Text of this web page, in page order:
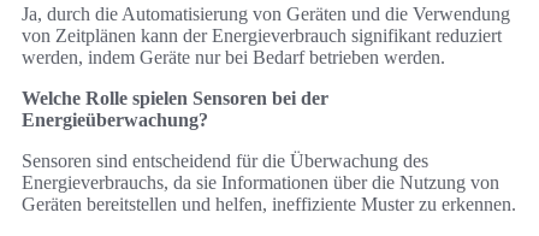
Ja, durch die Automatisierung von Geräten und die Verwendung
von Zeitplänen kann der Energieverbrauch signifikant reduziert
werden, indem Geräte nur bei Bedarf betrieben werden.
Welche Rolle spielen Sensoren bei der
Energieüberwachung?
Sensoren sind entscheidend für die Überwachung des
Energieverbrauchs, da sie Informationen über die Nutzung von
Geräten bereitstellen und helfen, ineffiziente Muster zu erkennen.